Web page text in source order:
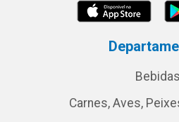
Bebidas
Carnes, Aves,